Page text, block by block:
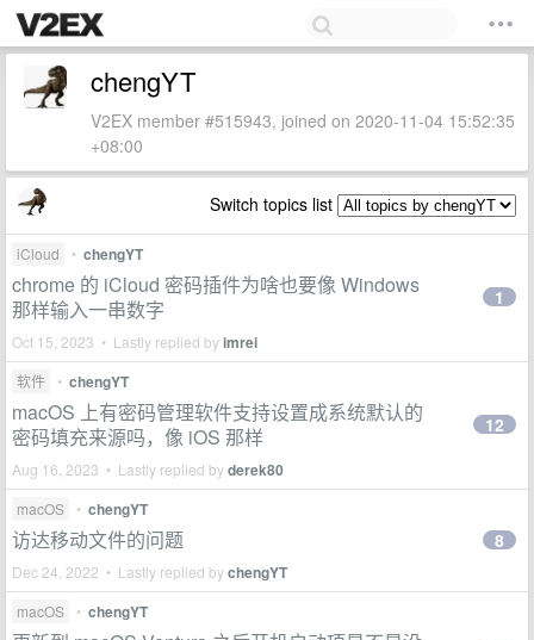
chengYT
V2EX member #515943, joined on 2020-11-04 15:52:35
+08:00
Switch topics list
iCloud • chengYT
chrome 的 iCloud 密码插件为啥也要像 Windows
那样输入一串数字
Oct 15, 2023 • Lastly replied byimrei
1
软件 • chengYT
macOS 上有密码管理软件支持设置成系统默认的
密码填充来源吗，像 iOS 那样
Aug 16, 2023 • Lastly replied byderek80
12
macOS • chengYT
访达移动文件的问题
Dec 24, 2022 • Lastly replied bychengYT
8
macOS • chengYT